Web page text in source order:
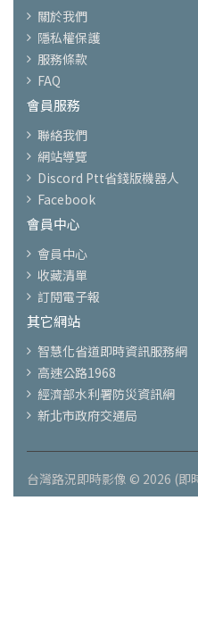
關於我們
隱私權保護
服務條款
FAQ
會員服務
聯絡我們
網站導覽
Discord Ptt省錢版機器人
Facebook
會員中心
會員中心
收藏清單
訂閱電子報
其它網站
智慧化省道即時資訊服務網
高速公路1968
經濟部水利署防災資訊網
新北市政府交通局
台灣路況即時影像 © 2026 (即